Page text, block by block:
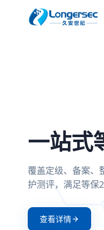
一站
覆盖定级、备
护测评，满足
查看详情
密评合
全面支持国密
可信、可控、可审
查看详情
两高
聚焦高危漏洞
防护体系
查看详情
零信
基于零信任架
证和持续评估
查看详情